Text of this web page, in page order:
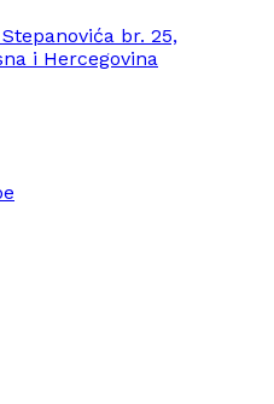
br. 25,
i Hercegovina